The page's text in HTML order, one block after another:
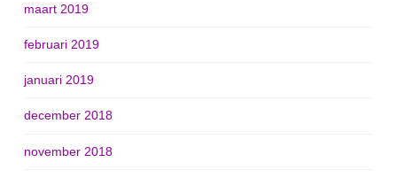
maart 2019
februari 2019
januari 2019
december 2018
november 2018